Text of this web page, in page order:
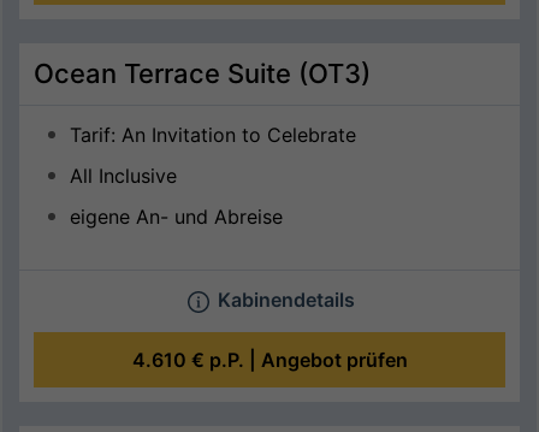
Ocean Terrace Suite (OT3)
Tarif: An Invitation to Celebrate
All Inclusive
eigene An- und Abreise
Kabinendetails
4.610 € p.P. | Angebot prüfen